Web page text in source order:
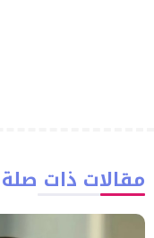
مقالات ذات صلة